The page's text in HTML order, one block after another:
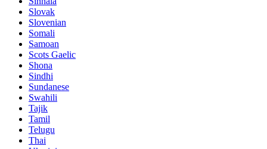
Slovak
Slovenian
Somali
Samoan
Scots Gaelic
Shona
Sindhi
Sundanese
Swahili
Tajik
Tamil
Telugu
Thai